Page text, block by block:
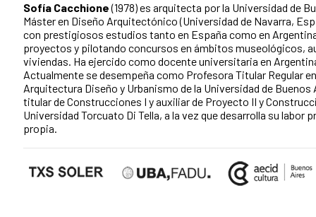
Sofía Cacchione(1978) es arquitecta por la Universidad de
Máster en Diseño Arquitectónico (Universidad de Navarra,
con prestigiosos estudios tanto en España como en
proyectos y pilotando concursos en ámbitos museológicos,
viviendas. Ha ejercido como docente universitaria en
Actualmente se desempeña como Profesora Titular Regular
Arquitectura Diseño y Urbanismo de la Universidad de Buenos
titular de Construcciones I y auxiliar de Proyecto II y
Universidad Torcuato Di Tella, a la vez que desarrolla su labor
propia.